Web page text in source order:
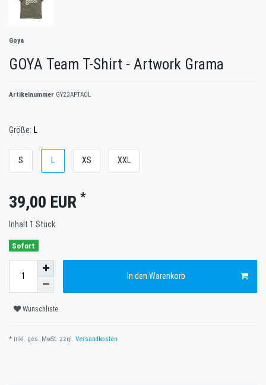
Goya
GOYA Team T-Shirt - Artwork Grama
Artikelnummer GY23APTAOL
Größe: L
S L XS XXL
39,00 EUR *
Inhalt 1 Stück
Sofort
In den Warenkorb
Wunschliste
* inkl. ges. MwSt. zzgl. Versandkosten